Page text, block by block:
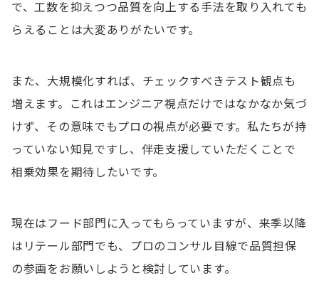
で、工数を抑えつつ品質を向上する手法を取り入れても
らえることは大変ありがたいです。
また、大規模化すれば、チェックすべきテスト観点も
増えます。これはエンジニア視点だけではなかなか気づ
けず、その意味でもプロの視点が必要です。私たちが持
っていない知見ですし、伴走支援していただくことで
相乗効果を期待したいです。
現在はフード部門に入ってもらっていますが、来季以降
はリテール部門でも、プロのコンサル目線で品質担保
の参画をお願いしようと検討しています。